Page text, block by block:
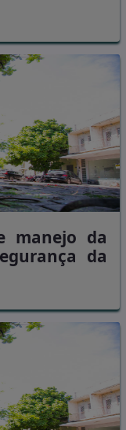
manejo da
da